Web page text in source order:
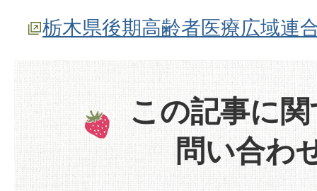
栃木県後期高齢者医療広域連
この記事に
問い合わ